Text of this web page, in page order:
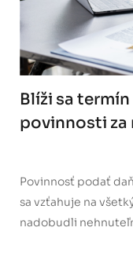
Blíži sa
povinnosti
Povinnosť podať
sa vzťahuje na
nadobudli